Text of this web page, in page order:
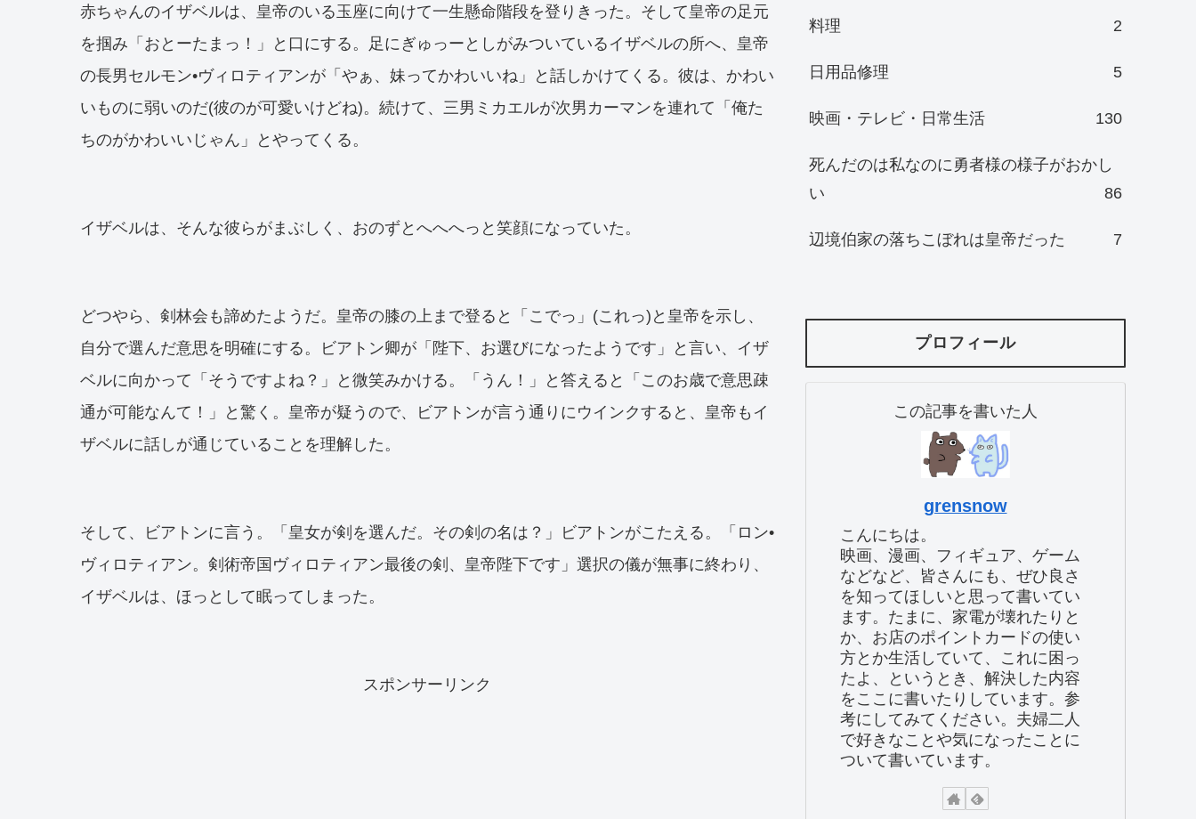
赤ちゃんのイザベルは、皇帝のいる玉座に向けて一生懸命階段を登りきった。そして皇帝の足元
を掴み「おとーたまっ！」と口にする。足にぎゅっーとしがみついているイザベルの所へ、皇帝
の長男セルモン•ヴィロティアンが「やぁ、妹ってかわいいね」と話しかけてくる。彼は、かわい
いものに弱いのだ(彼のが可愛いけどね)。続けて、三男ミカエルが次男カーマンを連れて「俺た
ちのがかわいいじゃん」とやってくる。
イザベルは、そんな彼らがまぶしく、おのずとへへへっと笑顔になっていた。
どつやら、剣林会も諦めたようだ。皇帝の膝の上まで登ると「こでっ」(これっ)と皇帝を示し、
自分で選んだ意思を明確にする。ビアトン卿が「陛下、お選びになったようです」と言い、イザ
ベルに向かって「そうですよね？」と微笑みかける。「うん！」と答えると「このお歳で意思疎
通が可能なんて！」と驚く。皇帝が疑うので、ビアトンが言う通りにウインクすると、皇帝もイ
ザベルに話しが通じていることを理解した。
そして、ビアトンに言う。「皇女が剣を選んだ。その剣の名は？」ビアトンがこたえる。「ロン•
ヴィロティアン。剣術帝国ヴィロティアン最後の剣、皇帝陛下です」選択の儀が無事に終わり、
イザベルは、ほっとして眠ってしまった。
スポンサーリンク
料理 2
日用品修理 5
映画・テレビ・日常生活 130
死んだのは私なのに勇者様の様子がおかし
い
86
辺境伯家の落ちこぼれは皇帝だった 7
プロフィール
この記事を書いた人
grensnow
こんにちは。
映画、漫画、フィギュア、ゲーム
などなど、皆さんにも、ぜひ良さ
を知ってほしいと思って書いてい
ます。たまに、家電が壊れたりと
か、お店のポイントカードの使い
方とか生活していて、これに困っ
たよ、というとき、解決した内容
をここに書いたりしています。参
考にしてみてください。夫婦二人
で好きなことや気になったことに
ついて書いています。